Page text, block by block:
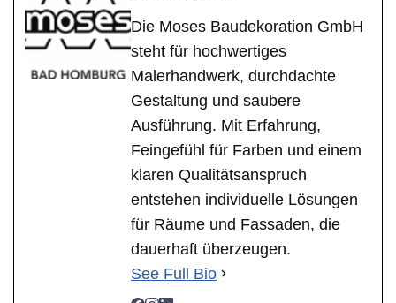
Die Moses Baudekoration GmbH
steht für hochwertiges
Malerhandwerk, durchdachte
Gestaltung und saubere
Ausführung. Mit Erfahrung,
Feingefühl für Farben und einem
klaren Qualitätsanspruch
entstehen individuelle Lösungen
für Räume und Fassaden, die
dauerhaft überzeugen.
See Full Bio